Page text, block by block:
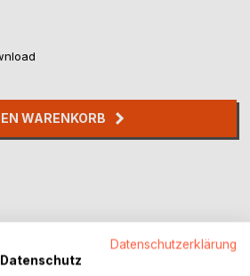
WARENKORB
Datenschutzerklärung